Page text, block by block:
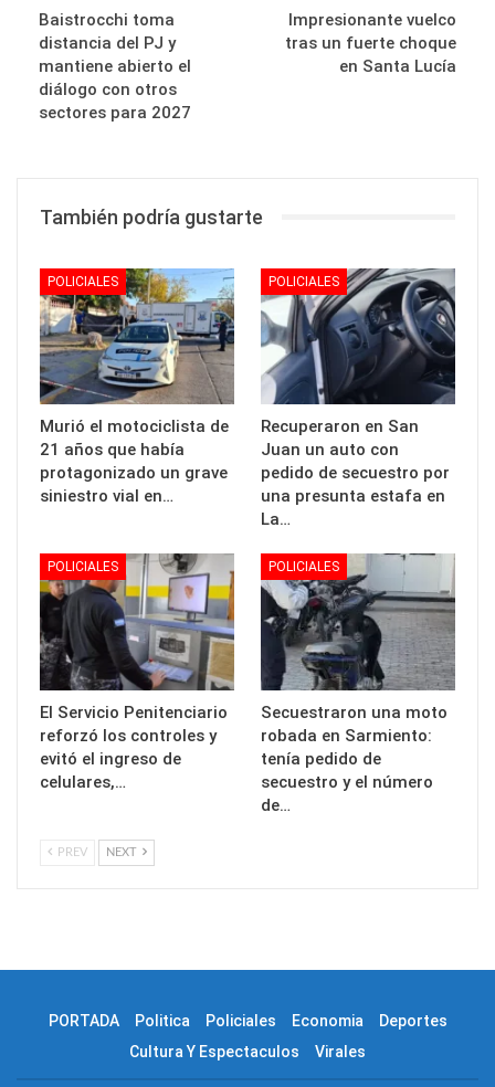
Baistrocchi toma
distancia del PJ y
mantiene abierto el
diálogo con otros
sectores para 2027
Impresionante vuelco
tras un fuerte choque
en Santa Lucía
También podría gustarte
POLICIALES
Murió el motociclista de
21 años que había
protagonizado un grave
siniestro vial en…
POLICIALES
Recuperaron en San
Juan un auto con
pedido de secuestro por
una presunta estafa en
La…
POLICIALES
El Servicio Penitenciario
reforzó los controles y
evitó el ingreso de
celulares,…
POLICIALES
Secuestraron una moto
robada en Sarmiento:
tenía pedido de
secuestro y el número
de…
PREV NEXT
PORTADA Politica Policiales Economia
Deportes
Cultura Y Espectaculos
Virales